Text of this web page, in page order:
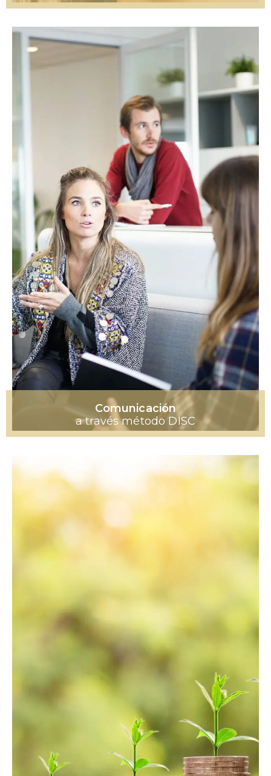
Comunicación
a través método DISC